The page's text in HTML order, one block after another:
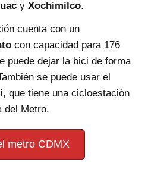
y Xochimilco.
cuenta con un
con capacidad para 176
puede dejar la bici de forma
se puede usar el
, que tiene una cicloestación
del Metro.
metro CDMX